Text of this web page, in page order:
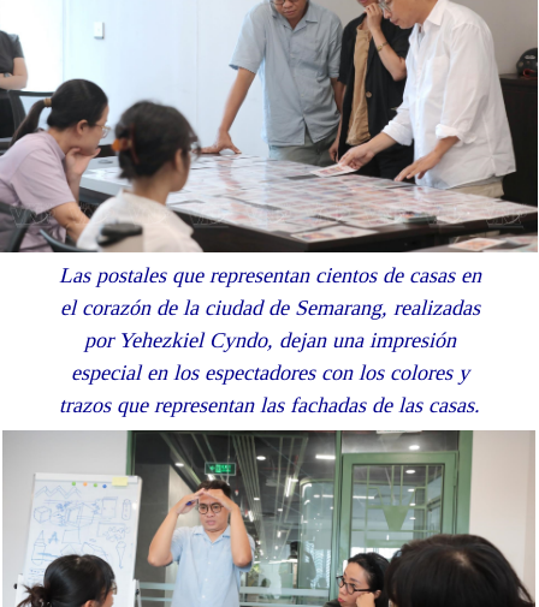
Las postales que representan cientos de casas en
el corazón de la ciudad de Semarang, realizadas
por Yehezkiel Cyndo, dejan una impresión
especial en los espectadores con los colores y
trazos que representan las fachadas de las casas.